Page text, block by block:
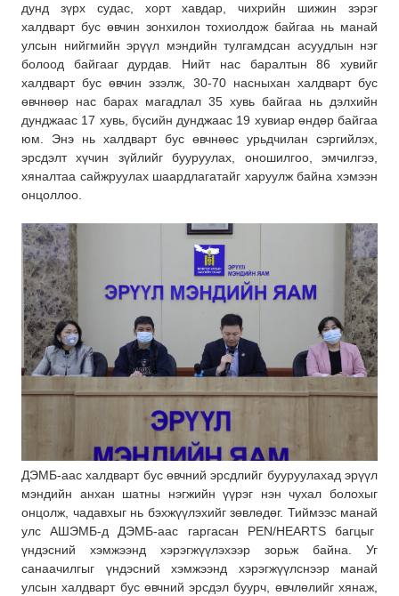
дунд зүрх судас, хорт хавдар, чихрийн шижин зэрэг
халдварт бус өвчин зонхилон тохиолдож байгаа нь манай
улсын нийгмийн эрүүл мэндийн тулгамдсан асуудлын нэг
болоод байгааг дурдав. Нийт нас баралтын 86 хувийг
халдварт бус өвчин эзэлж, 30-70 насныхан халдварт бус
өвчнөөр нас барах магадлал 35 хувь байгаа нь дэлхийн
дунджаас 17 хувь, бүсийн дунджаас 19 хувиар өндөр байгаа
юм. Энэ нь халдварт бус өвчнөөс урьдчилан сэргийлэх,
эрсдэлт хүчин зүйлийг бууруулах, оношилгоо, эмчилгээ,
хяналтаа сайжруулах шаардлагатайг харуулж байна хэмээн
онцоллоо.
ДЭМБ-аас халдварт бус өвчний эрсдлийг бууруулахад эрүүл
мэндийн анхан шатны нэгжийн үүрэг нэн чухал болохыг
онцолж, чадавхыг нь бэхжүүлэхийг зөвлөдөг. Тиймээс манай
улс АШЭМБ-д ДЭМБ-аас гаргасан PEN/HEARTS багцыг
үндэсний хэмжээнд хэрэгжүүлэхээр зорьж байна. Уг
санаачилгыг үндэсний хэмжээнд хэрэгжүүлснээр манай
улсын халдварт бус өвчний эрсдэл буурч, өвчлөлийг хянаж,